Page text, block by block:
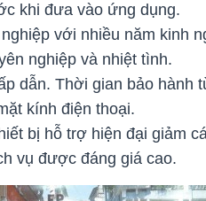
khi đưa vào ứng dụng.
với nhiều năm kinh
nghiệp và nhiệt tình.
dẫn. Thời gian bảo hành
kính điện thoại.
bị hỗ trợ hiện đại giảm
vụ được đáng giá cao.